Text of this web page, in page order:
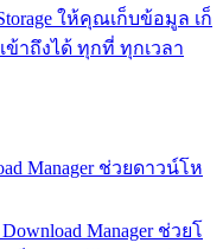
ให้คุณเก็บข้อมูล เก็
าถึงได้ ทุกที่ ทุกเวลา
Manager ช่วยดาวน์โห
Manager ช่วยโ